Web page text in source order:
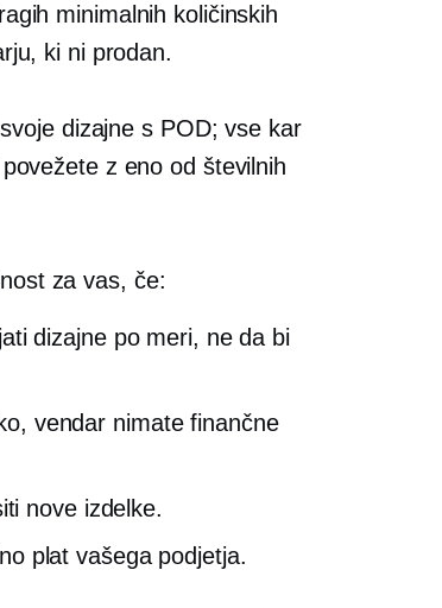
minimalnih količinskih
ki ni prodan.
dizajne s POD; vse kar
z eno od številnih
za vas, če:
dizajne po meri, ne da bi
vendar nimate finančne
nove izdelke.
plat vašega podjetja.